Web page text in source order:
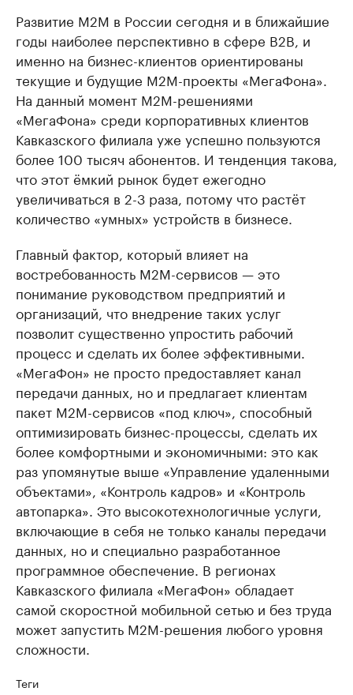
Развитие M2M в России сегодня и в ближайшие
годы наиболее перспективно в сфере B2B, и
именно на бизнес-клиентов ориентированы
текущие и будущие M2M-проекты «МегаФона».
На данный момент М2М-решениями
«МегаФона» среди корпоративных клиентов
Кавказского филиала уже успешно пользуются
более 100 тысяч абонентов. И тенденция такова,
что этот ёмкий рынок будет ежегодно
увеличиваться в 2-3 раза, потому что растёт
количество «умных» устройств в бизнесе.
Главный фактор, который влияет на
востребованность М2М-сервисов — это
понимание руководством предприятий и
организаций, что внедрение таких услуг
позволит существенно упростить рабочий
процесс и сделать их более эффективными.
«МегаФон» не просто предоставляет канал
передачи данных, но и предлагает клиентам
пакет М2М-сервисов «под ключ», способный
оптимизировать бизнес-процессы, сделать их
более комфортными и экономичными: это как
раз упомянутые выше «Управление удаленными
объектами», «Контроль кадров» и «Контроль
автопарка». Это высокотехнологичные услуги,
включающие в себя не только каналы передачи
данных, но и специально разработанное
программное обеспечение. В регионах
Кавказского филиала «МегаФон» обладает
самой скоростной мобильной сетью и без труда
может запустить M2M-решения любого уровня
сложности.
Теги